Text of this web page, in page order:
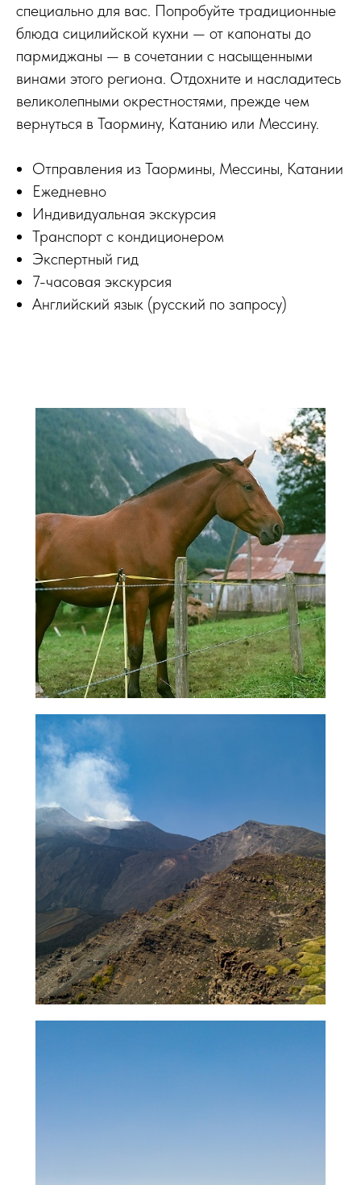
специально для вас. Попробуйте традиционные
блюда сицилийской кухни — от капонаты до
пармиджаны — в сочетании с насыщенными
винами этого региона. Отдохните и насладитесь
великолепными окрестностями, прежде чем
вернуться в Таормину, Катанию или Мессину.
Отправления из Таормины, Мессины, Катании
Ежедневно
Индивидуальная экскурсия
Транспорт с кондиционером
Экспертный гид
7-часовая экскурсия
Английский язык (русский по запросу)